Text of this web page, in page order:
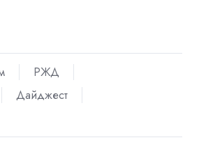
РЖД
Дайджест